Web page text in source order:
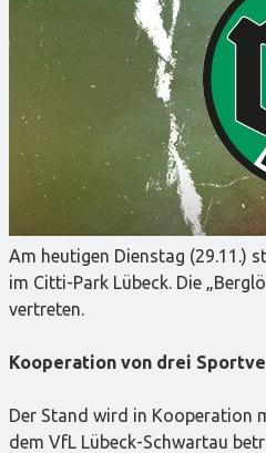
Am heutigen Dienstag (29.11.)
im Citti-Park Lübeck. Die
vertreten.
Kooperation von drei
Der Stand wird in Kooperation
dem VfL Lübeck-Schwartau